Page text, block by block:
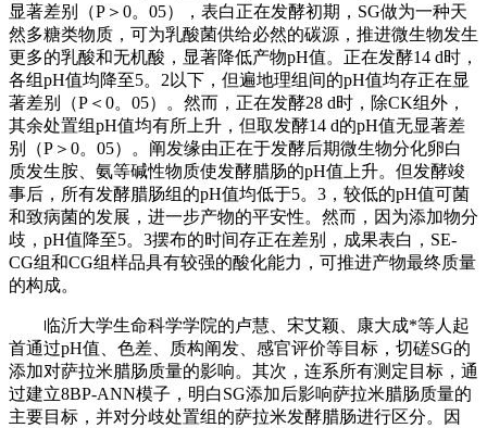
显著差别（P＞0。05），表白正在发酵初期，SG做为一种天
然多糖类物质，可为乳酸菌供给必然的碳源，推进微生物发生
更多的乳酸和无机酸，显著降低产物pH值。正在发酵14 d时，
各组pH值均降至5。2以下，但遍地理组间的pH值均存正在显
著差别（P＜0。05）。然而，正在发酵28 d时，除CK组外，
其余处置组pH值均有所上升，但取发酵14 d的pH值无显著差
别（P＞0。05）。阐发缘由正在于发酵后期微生物分化卵白
质发生胺、氨等碱性物质使发酵腊肠的pH值上升。但发酵竣
事后，所有发酵腊肠组的pH值均低于5。3，较低的pH值可菌
和致病菌的发展，进一步产物的平安性。然而，因为添加物分
歧，pH值降至5。3摆布的时间存正在差别，成果表白，SE-
CG组和CG组样品具有较强的酸化能力，可推进产物最终质量
的构成。
临沂大学生命科学学院的卢慧、宋艾颖、康大成*等人起
首通过pH值、色差、质构阐发、感官评价等目标，切磋SG的
添加对萨拉米腊肠质量的影响。其次，连系所有测定目标，通
过建立8BP-ANN模子，明白SG添加后影响萨拉米腊肠质量的
主要目标，并对分歧处置组的萨拉米发酵腊肠进行区分。因